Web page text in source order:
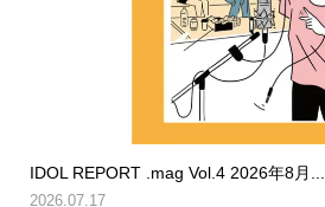
IDOL REPORT .mag Vol.4 2026年8月...
2026.07.17